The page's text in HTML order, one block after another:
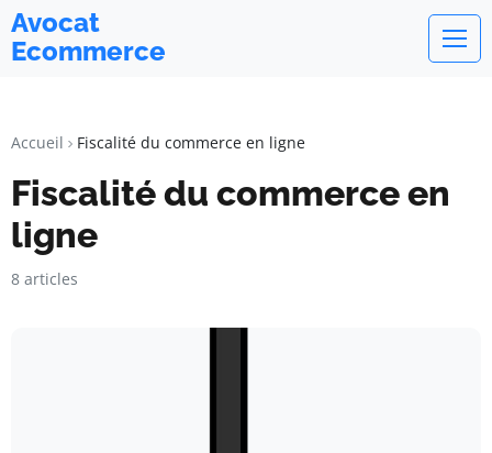
Avocat
Ecommerce
Accueil Fiscalité du commerce en ligne
Fiscalité du commerce en
ligne
8 articles